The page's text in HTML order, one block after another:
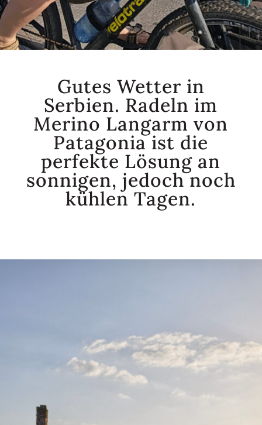
Gutes Wetter in
Serbien. Radeln im
Merino Langarm von
Patagonia ist die
perfekte Lösung an
sonnigen, jedoch noch
kühlen Tagen.